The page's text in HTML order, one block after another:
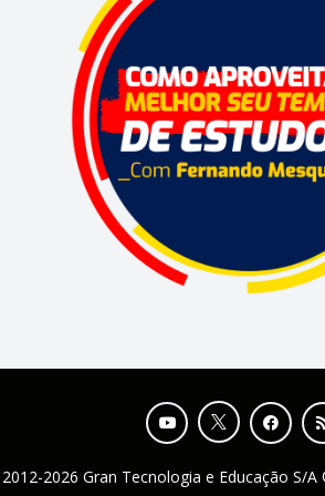
2026 Gran Tecnologia e Educação S/